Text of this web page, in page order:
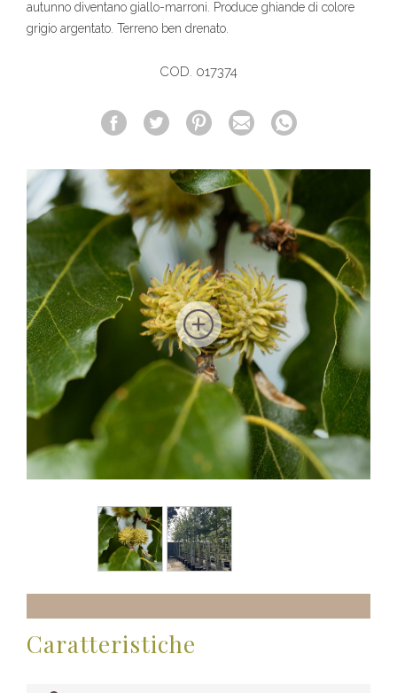
autunno diventano giallo-marroni. Produce ghiande di colore
grigio argentato. Terreno ben drenato.
COD. 017374
Caratteristiche